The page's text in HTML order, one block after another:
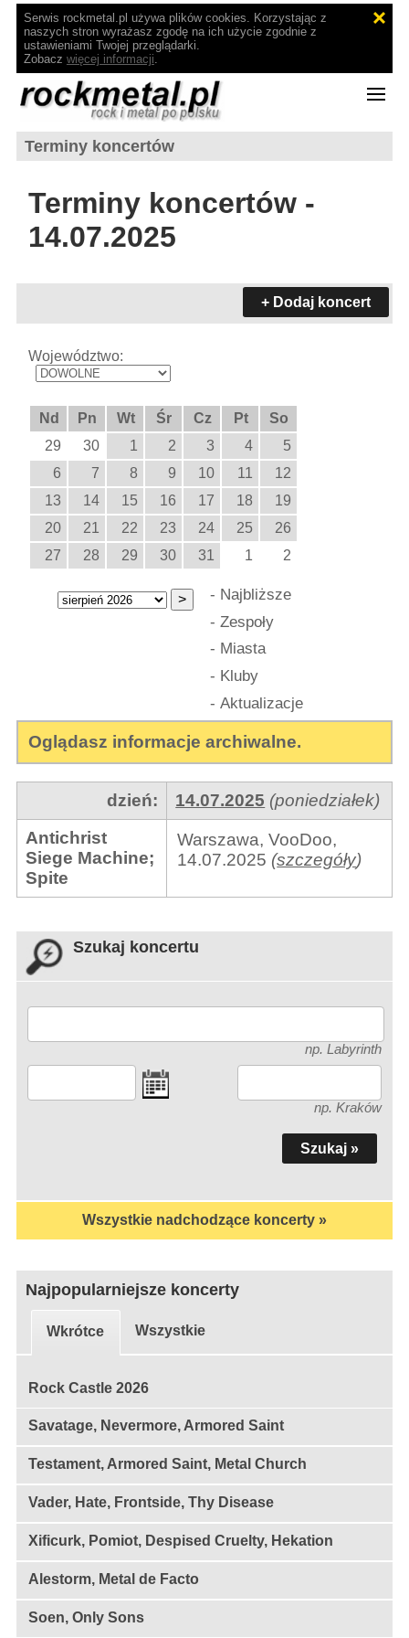
Serwis rockmetal.pl używa plików cookies. Korzystając z
naszych stron wyrażasz zgodę na ich użycie zgodnie z
ustawieniami Twojej przeglądarki.
Zobacz więcej informacji.
Terminy koncertów
Terminy koncertów -
14.07.2025
+ Dodaj koncert
Województwo:
Nd Pn Wt Śr Cz Pt
So
29
30 1 2 3 4
5
6
7 8 9 10 11
12
13
14 15 16 17 18
19
20
21 22 23 24 25
26
27
28 29 30 31 1 2
- Najbliższe
- Zespoły
- Miasta
- Kluby
- Aktualizacje
Oglądasz informacje archiwalne.
dzień: 14.07.2025 (poniedziałek)
Antichrist
Siege Machine;
Spite
Warszawa, VooDoo,
14.07.2025 (szczegóły)
Szukaj koncertu
np. Labyrinth
np. Kraków
Wszystkie nadchodzące koncerty »
Najpopularniejsze koncerty
Wkrótce Wszystkie
Rock Castle 2026
Savatage, Nevermore, Armored Saint
Testament, Armored Saint, Metal Church
Vader, Hate, Frontside, Thy Disease
Xificurk, Pomiot, Despised Cruelty, Hekation
Alestorm, Metal de Facto
Soen, Only Sons